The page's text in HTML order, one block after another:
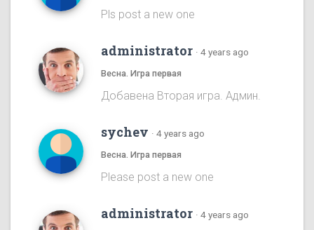
Pls post a new one
administrator · 4 years ago
Весна. Игра первая
Добавена Вторая игра. Админ.
sychev · 4 years ago
Весна. Игра первая
Please post a new one
administrator · 4 years ago